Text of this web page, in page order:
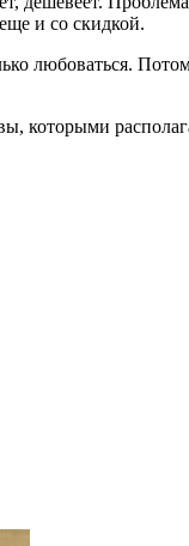
и со скидкой.
любоваться.
которыми